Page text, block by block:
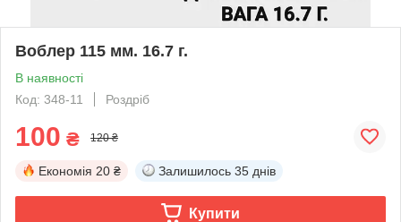
Воблер 115 мм. 16.7 г.
В наявності
Код: 348-11
Роздріб
100 ₴ 120 ₴
Економія 20 ₴ Залишилось 35 днів
Купити